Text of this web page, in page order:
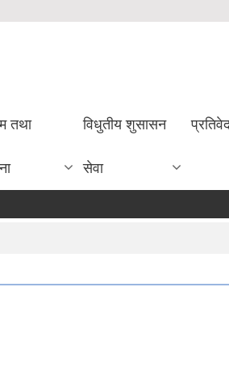
तथा विधुतीय शुसासन
सेवा